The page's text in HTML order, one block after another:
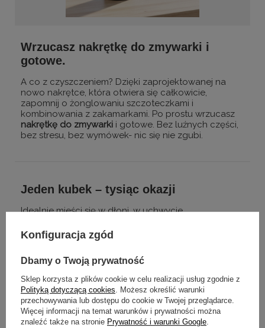
Wrzucasz nakrętkę do zmywarki i
gotowe.
A co z czyszczeniem? Dzięki zaprojektowanej na
nowo nakrętce, która otwiera się całkowicie,
zapomnij o żonglowaniu szczoteczkami i
kombinowania z zakamarkami. Po prostu wrzucasz
nakrętkę do zmywarki i gotowe. Bez luźnych części,
bez stresu, bez wymówek- nic się nie zgubi.
Jeden kubek – tysiąc okazji
Idealnie mieści się w dłoni, w uchwycie
nie lubi się ograniczać.
bohaterowie długich dyżurów, kawosze marzący o
powód, dla któregoWest Loop 3.0
najlepszym wyborem.
Konfiguracja zgód
Dbamy o Twoją prywatność
Sklep korzysta z plików cookie w celu realizacji usług zgodnie z
Polityką dotyczącą cookies. Możesz określić warunki
przechowywania lub dostępu do cookie w Twojej przeglądarce.
Więcej informacji na temat warunków i prywatności można
znaleźć także na stronie Prywatność i warunki Google.